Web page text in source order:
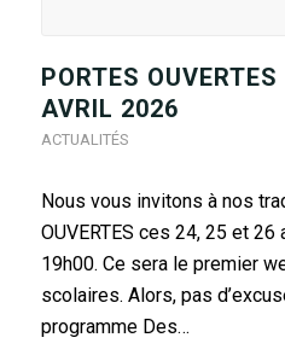
PORTES
AVRIL 2026
ACTUALITÉS
Nous vous invitons à nos
OUVERTES ces 24, 25 et
19h00. Ce sera le premier
scolaires. Alors, pas
programme Des…